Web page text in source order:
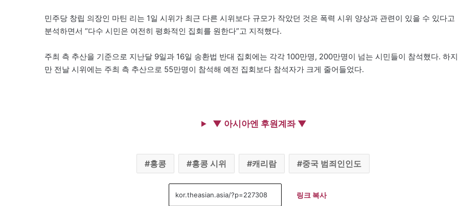
민주당 창립 의장인 마틴 리는 1일 시위가 최근 다른 시위보다 규모가 작았던 것은 폭력 시위 양상과 관련이 있을 수 있다고
분석하면서 “다수 시민은 여전히 평화적인 집회를 원한다”고 지적했다.
주최 측 추산을 기준으로 지난달 9일과 16일 송환법 반대 집회에는 각각 100만명, 200만명이 넘는 시민들이 참석했다. 하지
만 전날 시위에는 주최 측 추산으로 55만명이 참석해 예전 집회보다 참석자가 크게 줄어들었다.
▼ 아시아엔 후원계좌 ▼
홍콩 홍콩 시위 캐리람 중국 범죄인인도
링크 복사